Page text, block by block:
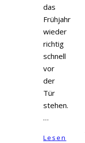
das
Frühjahr
wieder
richtig
schnell
vor
der
Tür
stehen.
…
Lesen